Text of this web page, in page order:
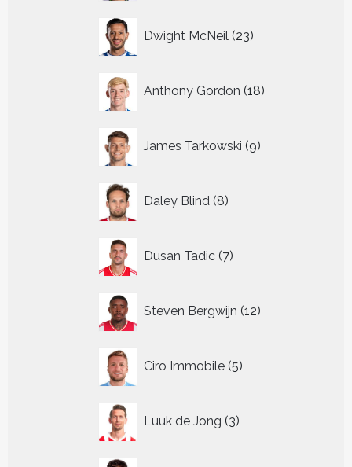
Dwight McNeil 23
producten
Anthony Gordon 18
producten
James Tarkowski 9
producten
Daley Blind 8
producten
Dusan Tadic 7
producten
Steven Bergwijn 12
producten
Ciro Immobile 5
producten
Luuk de Jong 3
producten